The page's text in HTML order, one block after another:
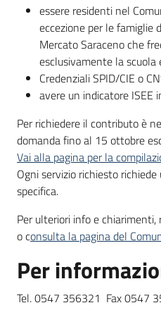
essere residenti nel
eccezione per le famiglie
Mercato Saraceno che
esclusivamente la
Credenziali SPID/CIE o
avere un indicatore ISEE
Per richiedere il contributo è
domanda fino al 15 ottobre
Vai alla pagina per la
Ogni servizio richiesto
specifica.
Per ulteriori info e
o consulta la pagina del
Per
Tel. 0547 356321 Fax 0547